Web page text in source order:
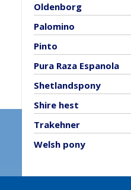
Oldenborg
Palomino
Pinto
Pura Raza Espanola
Shetlandspony
Shire hest
Trakehner
Welsh pony